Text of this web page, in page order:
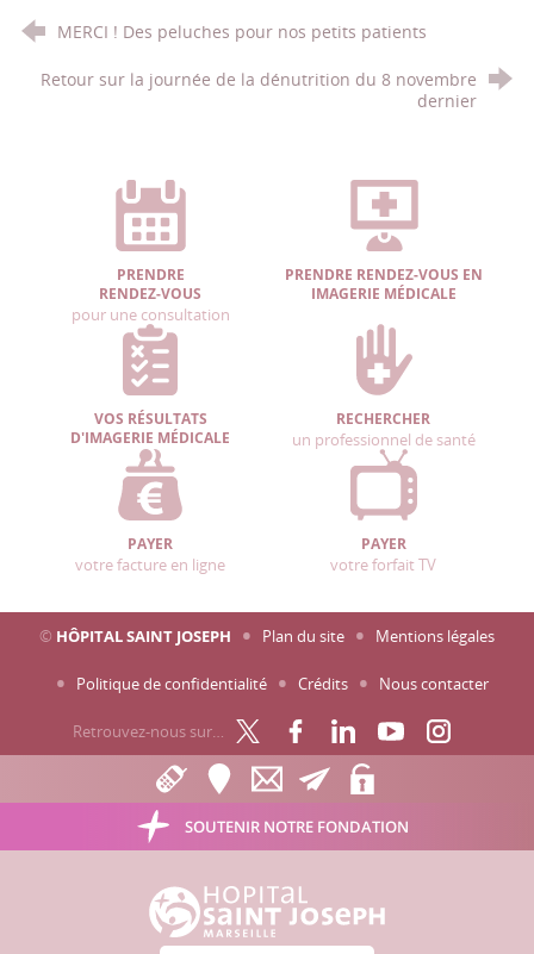
MERCI ! Des peluches pour nos petits patients
Retour sur la journée de la dénutrition du 8 novembre
dernier
PRENDRE
RENDEZ-VOUS
pour une consultation
PRENDRE RENDEZ-VOUS EN
IMAGERIE MÉDICALE
VOS RÉSULTATS
D'IMAGERIE MÉDICALE
RECHERCHER
un professionnel de santé
PAYER
votre facture en ligne
PAYER
votre forfait TV
© HÔPITAL SAINT JOSEPH Plan du site Mentions légales
Politique de confidentialité Crédits Nous contacter
Retrouvez-nous sur…
SOUTENIR NOTRE FONDATION
Hôpital Saint Joseph - Marseille